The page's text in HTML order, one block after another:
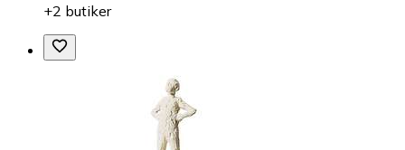
+2 butiker